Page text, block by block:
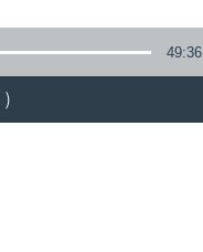
49:36